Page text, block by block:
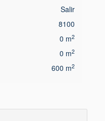
Salir
8100
0 m2
0 m2
600 m2